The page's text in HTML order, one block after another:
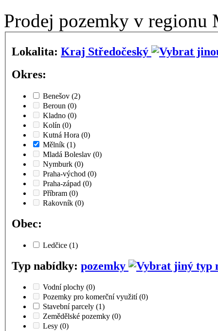
Prodej pozemky v regionu
Lokalita:
Kraj Středočeský
Okres:
Benešov (2)
Beroun (0)
Kladno (0)
Kolín (0)
Kutná Hora (0)
Mělník (1)
Mladá Boleslav (0)
Nymburk (0)
Praha-východ (0)
Praha-západ (0)
Příbram (0)
Rakovník (0)
Obec:
Ledčice (1)
Typ nabídky: pozemky
Vodní plochy (0)
Pozemky pro komerční využití(0)
Stavební parcely (1)
Zemědělské pozemky (0)
Lesy (0)